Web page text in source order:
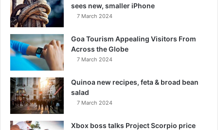
sees new, smaller iPhone
7 March 2024
Goa Tourism Appealing Visitors From
Across the Globe
7 March 2024
Quinoa new recipes, feta & broad bean
salad
7 March 2024
Xbox boss talks Project Scorpio price